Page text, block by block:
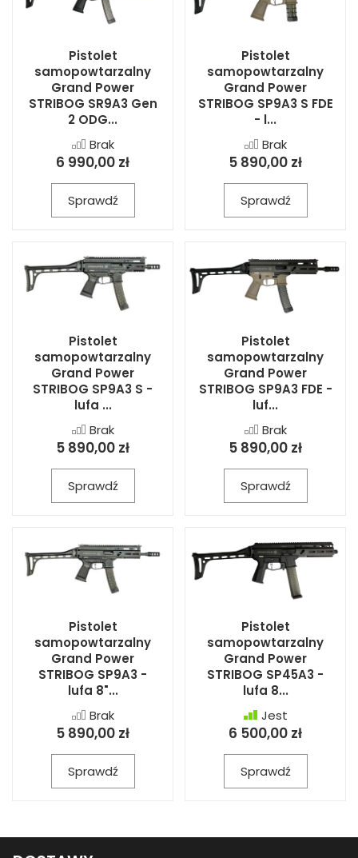
Pistolet
samopowtarzalny
Grand Power
STRIBOG SR9A3 Gen
2 ODG...
Brak
6 990,00 zł
Sprawdź
Pistolet
samopowtarzalny
Grand Power
STRIBOG SP9A3 S FDE
- l...
Brak
5 890,00 zł
Sprawdź
Pistolet
samopowtarzalny
Grand Power
STRIBOG SP9A3 S -
lufa ...
Brak
5 890,00 zł
Sprawdź
Pistolet
samopowtarzalny
Grand Power
STRIBOG SP9A3 FDE -
luf...
Brak
5 890,00 zł
Sprawdź
Pistolet
samopowtarzalny
Grand Power
STRIBOG SP9A3 -
lufa 8"...
Brak
5 890,00 zł
Sprawdź
Pistolet
samopowtarzalny
Grand Power
STRIBOG SP45A3 -
lufa 8...
Jest
6 500,00 zł
Sprawdź